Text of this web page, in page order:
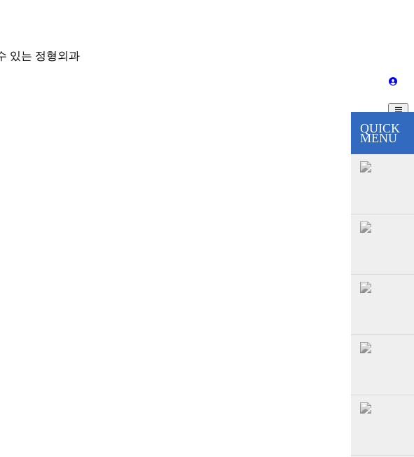
QUICK
MENU